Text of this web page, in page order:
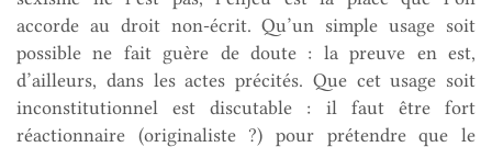
accorde au droit non-écrit. Qu’un simple usage soit
possible ne fait guère de doute : la preuve en est,
d’ailleurs, dans les actes précités. Que cet usage soit
inconstitutionnel est discutable : il faut être fort
réactionnaire (originaliste ?) pour prétendre que le